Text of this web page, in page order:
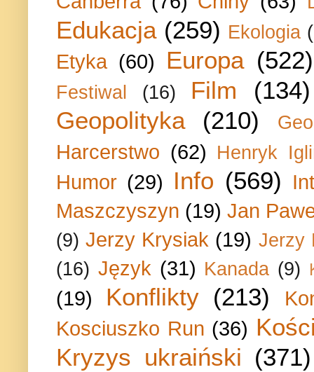
Edukacja (259) Ekologia
Etyka (60) Europa (522)
Festiwal (16) Film
(134)
Geopolityka
(210)
Harcerstwo (62) Henryk
Humor (29) Info (569)
Maszczyszyn (19) Jan
(9) Jerzy Krysiak (19) Jerzy
(16) Język (31) Kanada (9)
(19) Konflikty (213)
Kosciuszko Run (36)
Kryzys ukraiński (371)